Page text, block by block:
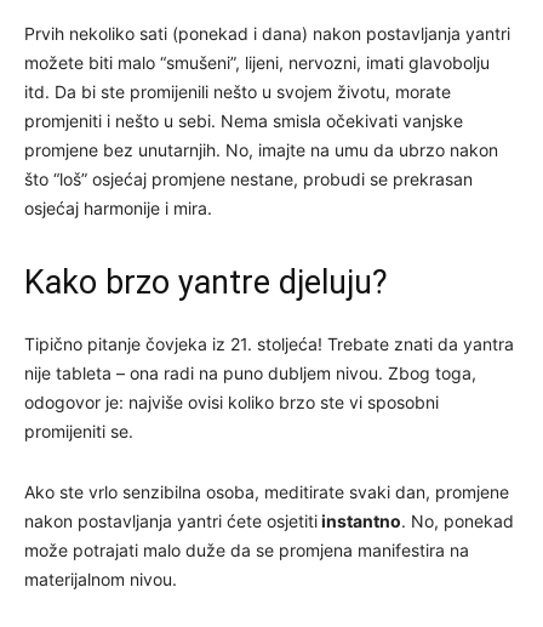
Prvih nekoliko sati (ponekad i dana) nakon postavljanja yantri
možete biti malo “smušeni”, lijeni, nervozni, imati glavobolju
itd. Da bi ste promijenili nešto u svojem životu, morate
promjeniti i nešto u sebi. Nema smisla očekivati vanjske
promjene bez unutarnjih. No, imajte na umu da ubrzo nakon
što “loš” osjećaj promjene nestane, probudi se prekrasan
osjećaj harmonije i mira.
Kako brzo yantre djeluju?
Tipično pitanje čovjeka iz 21. stoljeća! Trebate znati da yantra
nije tableta – ona radi na puno dubljem nivou. Zbog toga,
odogovor je: najviše ovisi koliko brzo ste vi sposobni
promijeniti se.
Ako ste vrlo senzibilna osoba, meditirate svaki dan, promjene
nakon postavljanja yantri ćete osjetitiinstantno. No, ponekad
može potrajati malo duže da se promjena manifestira na
materijalnom nivou.